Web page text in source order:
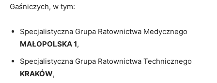
Gaśniczych, w tym:
Specjalistyczna Grupa Ratownictwa Medycznego
MAŁOPOLSKA 1,
Specjalistyczna Grupa Ratownictwa Technicznego
KRAKÓW,